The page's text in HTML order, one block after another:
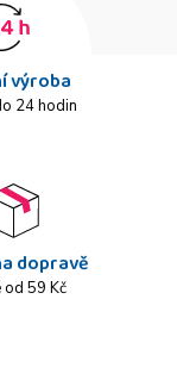
výroba
24 hodin
dopravě
od 59 Kč